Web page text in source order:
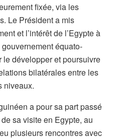
fixée, via les
Le Président a mis
et l’intérêt de l’Egypte à
équato-
développer et poursuivre
bilatérales entre les
niveaux.
a pour sa part passé
sa visite en Egypte, au
plusieurs rencontres avec